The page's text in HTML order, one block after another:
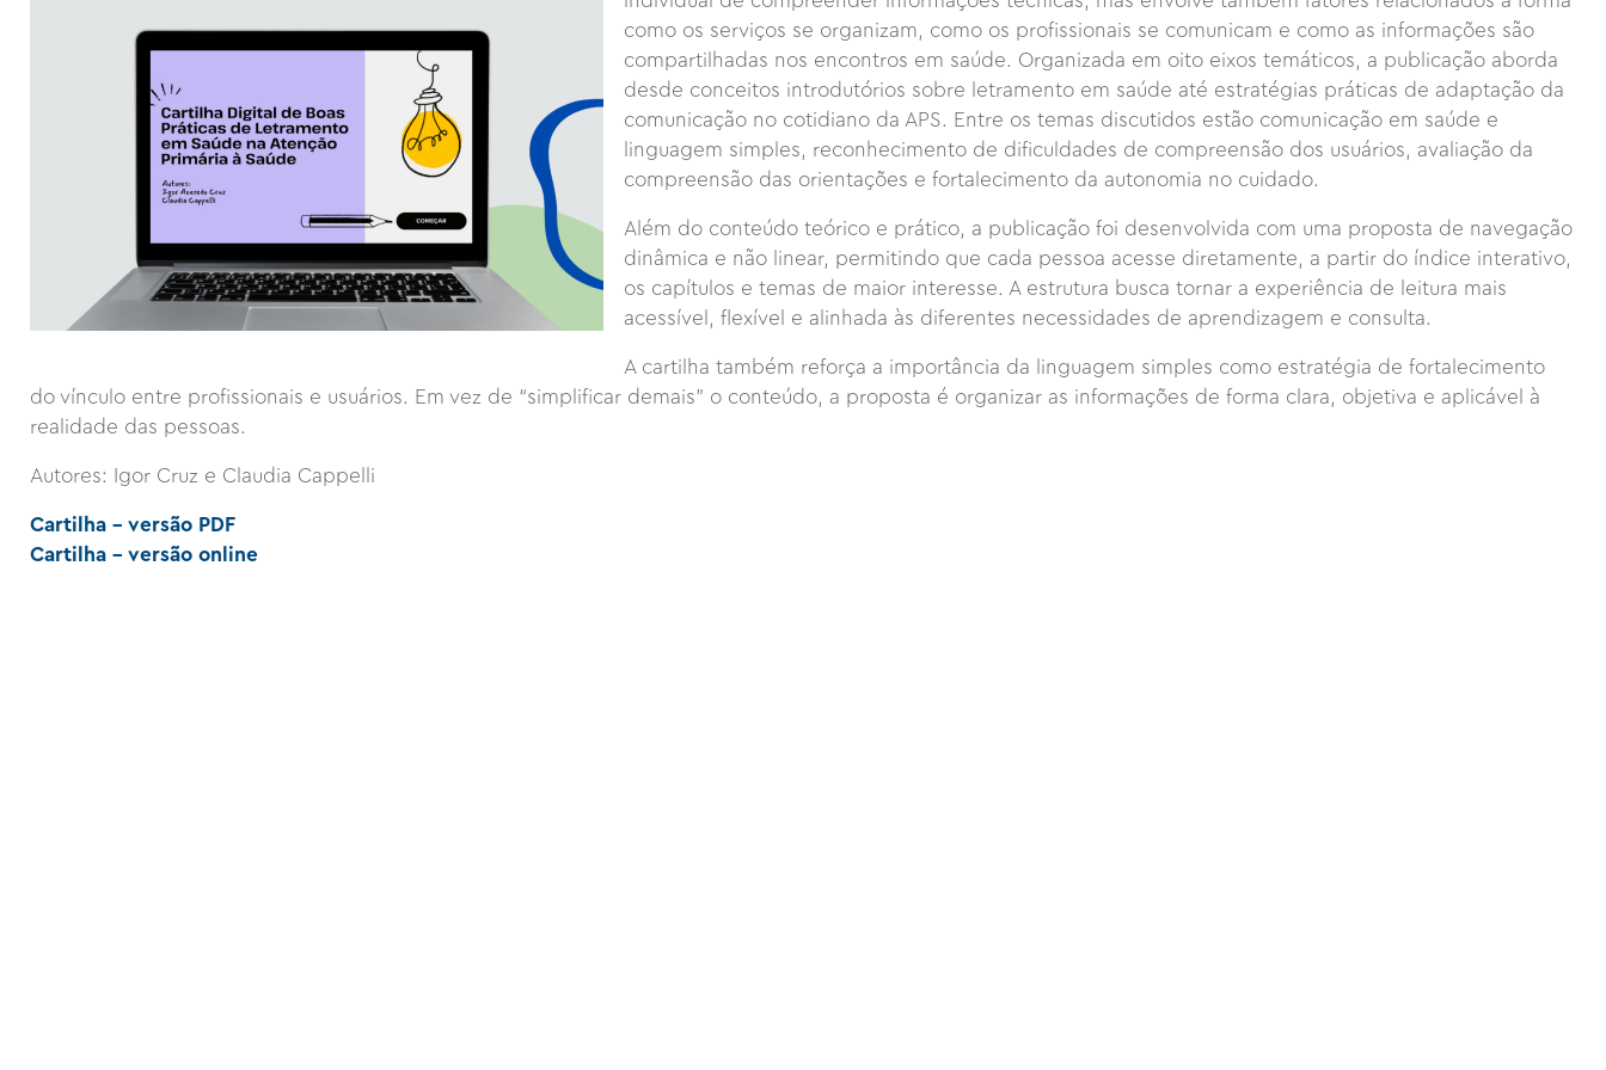
como os serviços se organizam, como os profissionais se comunicam e como as informações são
compartilhadas nos encontros em saúde. Organizada em oito eixos temáticos, a publicação aborda
desde conceitos introdutórios sobre letramento em saúde até estratégias práticas de adaptação da
comunicação no cotidiano da APS. Entre os temas discutidos estão comunicação em saúde e
linguagem simples, reconhecimento de dificuldades de compreensão dos usuários, avaliação da
compreensão das orientações e fortalecimento da autonomia no cuidado.
Além do conteúdo teórico e prático, a publicação foi desenvolvida com uma proposta de navegação
dinâmica e não linear, permitindo que cada pessoa acesse diretamente, a partir do índice interativo,
os capítulos e temas de maior interesse. A estrutura busca tornar a experiência de leitura mais
acessível, flexível e alinhada às diferentes necessidades de aprendizagem e consulta.
A cartilha também reforça a importância da linguagem simples como estratégia de fortalecimento
do vínculo entre profissionais e usuários. Em vez de “simplificar demais” o conteúdo, a proposta é organizar as informações de forma clara, objetiva e aplicável à
realidade das pessoas.
Autores: Igor Cruz e Claudia Cappelli
Cartilha - versão PDF
Cartilha - versão online